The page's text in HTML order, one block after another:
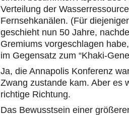
Verteilung der
Fernsehkanälen. (Für
geschieht nun 50 Jahre,
Gremiums vorgeschlagen
im Gegensatz zum “Khaki-
Ja, die Annapolis Konferenz
Zwang zustande kam. Aber es
richtige Richtung.
Das Bewusstsein einer